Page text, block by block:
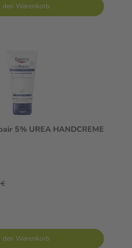
den Warenkorb
5% UREA HANDCREME
den Warenkorb